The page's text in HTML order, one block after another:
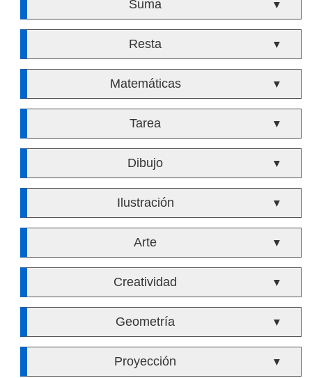
Suma ▼
Resta ▼
Matemáticas ▼
Tarea ▼
Dibujo ▼
Ilustración ▼
Arte ▼
Creatividad ▼
Geometría ▼
Proyección ▼